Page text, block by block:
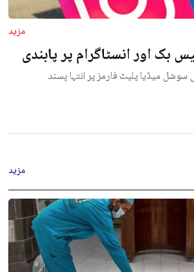
مزید
اور انسٹاگرام پر پابندی
میڈیا پلیٹ فارمز پر انتہا پسند
مزید